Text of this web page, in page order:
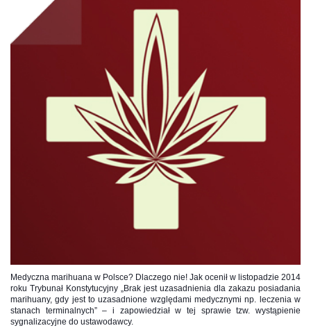
Medyczna marihuana w Polsce? Dlaczego nie! Jak ocenił w listopadzie 2014
roku Trybunał Konstytucyjny „Brak jest uzasadnienia dla zakazu posiadania
marihuany, gdy jest to uzasadnione względami medycznymi np. leczenia w
stanach terminalnych” – i zapowiedział w tej sprawie tzw. wystąpienie
sygnalizacyjne do ustawodawcy.